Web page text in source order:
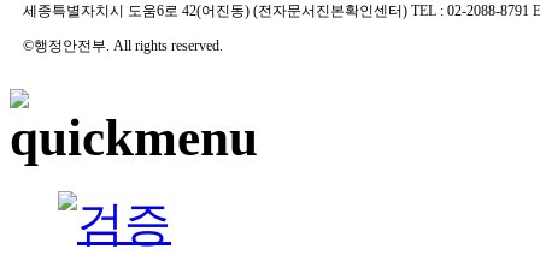
세종특별자치시 도움6로 42(어진동) (전자문서진본확인센터) TEL : 02-2088-8791
©행정안전부. All rights reserved.